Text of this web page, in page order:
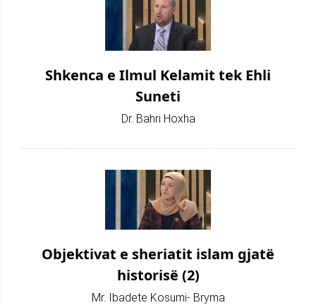
Shkenca e Ilmul Kelamit tek Ehli
Suneti
Dr. Bahri Hoxha
Objektivat e sheriatit islam gjatë
historisë (2)
Mr. Ibadete Kosumi- Bryma